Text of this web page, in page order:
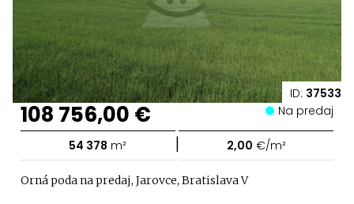
ID: 37533
108 756,00 € Na predaj
54 378 m² | 2,00 €/m²
Orná poda na predaj, Jarovce, Bratislava V